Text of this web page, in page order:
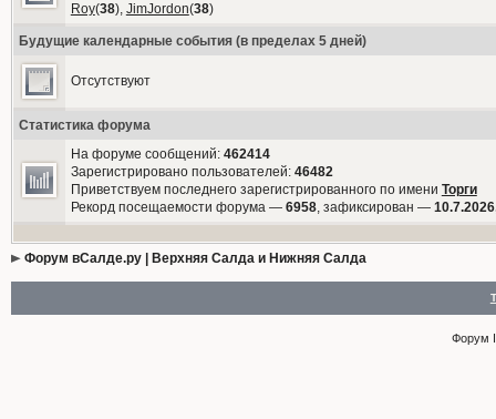
Roy(38), JimJordon(38)
Будущие календарные события (в пределах 5 дней)
Отсутствуют
Статистика форума
На форуме сообщений: 462414
Зарегистрировано пользователей: 46482
Приветствуем последнего зарегистрированного по имени Торги
Рекорд посещаемости форума — 6958, зафиксирован —
Форум вСалде.ру | Верхняя Салда и Нижняя Салда
Форум